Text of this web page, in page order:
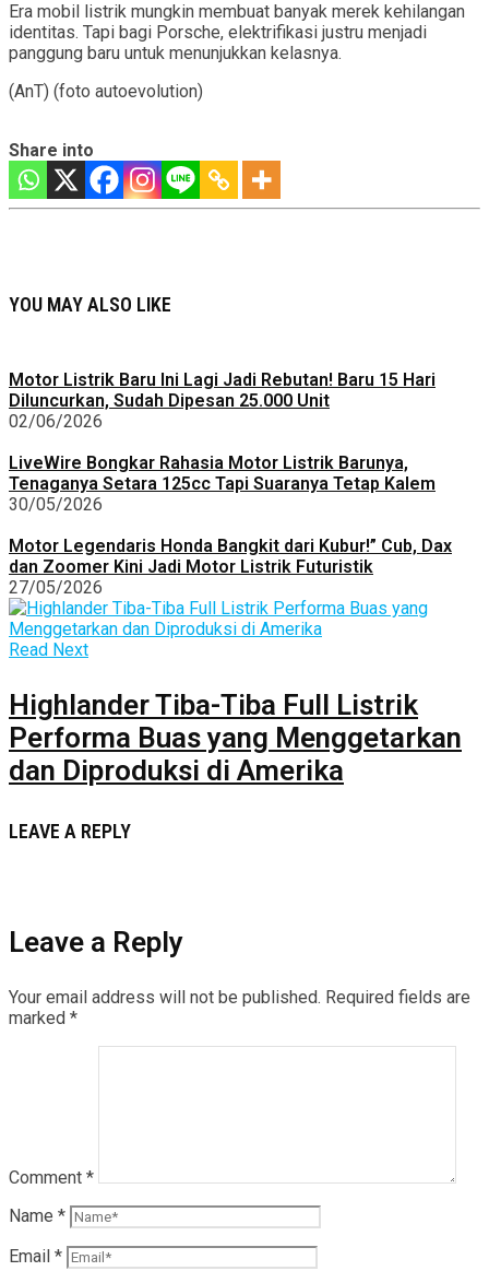
Era mobil listrik mungkin membuat banyak merek kehilangan
identitas. Tapi bagi Porsche, elektrifikasi justru menjadi
panggung baru untuk menunjukkan kelasnya.
(AnT) (foto autoevolution)
Share into
YOU MAY ALSO LIKE
Motor Listrik Baru Ini Lagi Jadi Rebutan! Baru 15 Hari
Diluncurkan, Sudah Dipesan 25.000 Unit
02/06/2026
LiveWire Bongkar Rahasia Motor Listrik Barunya,
Tenaganya Setara 125cc Tapi Suaranya Tetap Kalem
30/05/2026
Motor Legendaris Honda Bangkit dari Kubur!” Cub, Dax
dan Zoomer Kini Jadi Motor Listrik Futuristik
27/05/2026
Read Next
Highlander Tiba-Tiba Full Listrik
Performa Buas yang Menggetarkan
dan Diproduksi di Amerika
LEAVE A REPLY
Leave a Reply
Your email address will not be published. Required fields are
marked *
Comment *
Name *
Email *